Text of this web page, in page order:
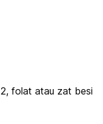
folat atau zat besi